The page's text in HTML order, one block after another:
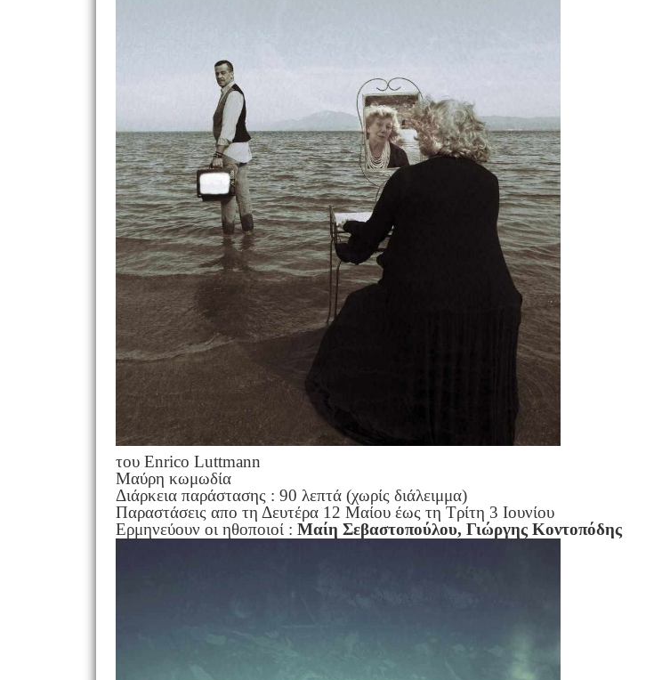
του Enrico Luttmann
Μαύρη κωμωδία
Διάρκεια παράστασης : 90 λεπτά (χωρίς διάλειμμα)
Παραστάσεις απο τη Δευτέρα 12 Μαίου έως τη Τρίτη 3 Ιουνίου
Ερμηνεύουν οι ηθοποιοί : Μαίη Σεβαστοπούλου, Γιώργης Κοντοπόδης